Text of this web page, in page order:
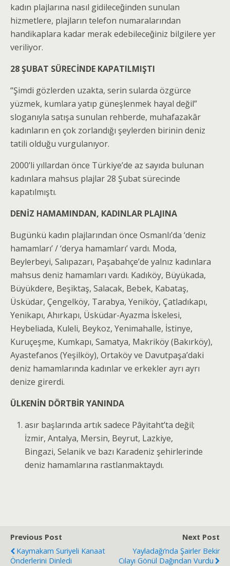
kadın plajlarına nasıl gidileceğinden sunulan
hizmetlere, plajların telefon numaralarından
handikaplara kadar merak edebileceğiniz bilgilere yer
veriliyor.
28 ŞUBAT SÜRECİNDE KAPATILMIŞTI
“Şimdi gözlerden uzakta, serin sularda özgürce
yüzmek, kumlara yatıp güneşlenmek hayal değil”
sloganıyla satışa sunulan rehberde, muhafazakâr
kadınların en çok zorlandığı şeylerden birinin deniz
tatili olduğu vurgulanıyor.
2000’li yıllardan önce Türkiye’de az sayıda bulunan
kadınlara mahsus plajlar 28 Şubat sürecinde
kapatılmıştı.
DENİZ HAMAMINDAN, KADINLAR PLAJINA
Bugünkü kadın plajlarından önce Osmanlı’da ‘deniz
hamamları’ / ‘derya hamamları’ vardı. Moda,
Beylerbeyi, Salıpazarı, Paşabahçe’de yalnız kadınlara
mahsus deniz hamamları vardı. Kadıköy, Büyükada,
Büyükdere, Beşiktaş, Salacak, Bebek, Kabataş,
Üsküdar, Çengelköy, Tarabya, Yeniköy, Çatladıkapı,
Yenikapı, Ahırkapı, Üsküdar-Ayazma İskelesi,
Heybeliada, Kuleli, Beykoz, Yenimahalle, İstinye,
Kuruçeşme, Kumkapı, Samatya, Makriköy (Bakırköy),
Ayastefanos (Yeşilköy), Ortaköy ve Davutpaşa’daki
deniz hamamlarında kadınlar ve erkekler ayrı ayrı
denize girerdi.
ÜLKENİN DÖRTBİR YANINDA
asır başlarında artık sadece Pâyitaht’ta değil;
İzmir, Antalya, Mersin, Beyrut, Lazkiye,
Bingazi, Selanik ve bazı Karadeniz şehirlerinde
deniz hamamlarına rastlanmaktaydı.
Previous Post
Kaymakam Suriyeli Kanaat
Önderlerini Dinledi
Next Post
Yayladağı’nda Şairler Bekir
Cılayı Gönül Dağından Vurdu